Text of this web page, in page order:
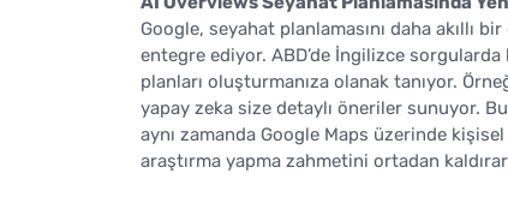
Google, seyahat planlamasını daha akıllı
entegre ediyor. ABD’de İngilizce
planları oluşturmanıza olanak tanıyor.
yapay zeka size detaylı öneriler sunuyor.
aynı zamanda Google Maps üzerinde
araştırma yapma zahmetini ortadan